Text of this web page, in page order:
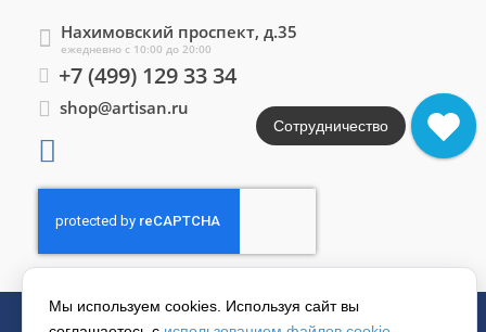
Нахимовский проспект, д.35
ежедневно с 10:00 до 20:00
+7 (499) 129 33 34
shop@artisan.ru
Мы используем cookies. Используя сайт вы
Сотрудничество